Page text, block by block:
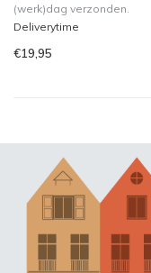
(werk)dag verzonden.
Deliverytime
€19,95